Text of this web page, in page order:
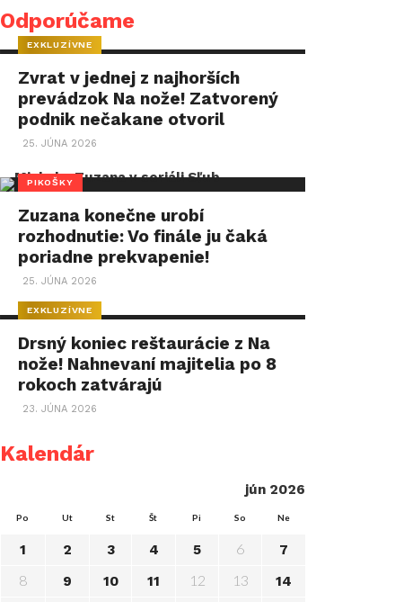
Odporúčame
EXKLUZÍVNE
Zvrat v jednej z najhorších
prevádzok Na nože! Zatvorený
podnik nečakane otvoril
25. JÚNA 2026
PIKOŠKY
Zuzana konečne urobí
rozhodnutie: Vo finále ju čaká
poriadne prekvapenie!
25. JÚNA 2026
EXKLUZÍVNE
Drsný koniec reštaurácie z Na
nože! Nahnevaní majitelia po 8
rokoch zatvárajú
23. JÚNA 2026
Kalendár
jún 2026
Po Ut St Št Pi So Ne
1 2 3 4 5 6 7
8 9 10 11 12 13 14